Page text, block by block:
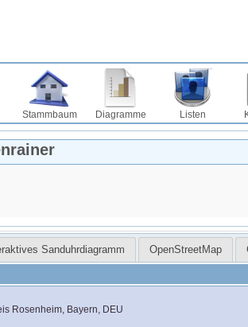
Stammbaum Diagramme Listen
Sanduhrdiagramm OpenStreetMap
Rosenheim, Bayern, DEU